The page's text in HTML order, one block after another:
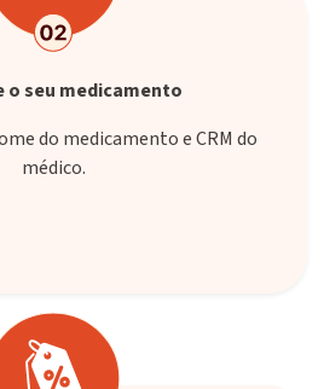
o seu medicamento
do medicamento e CRM do
médico.